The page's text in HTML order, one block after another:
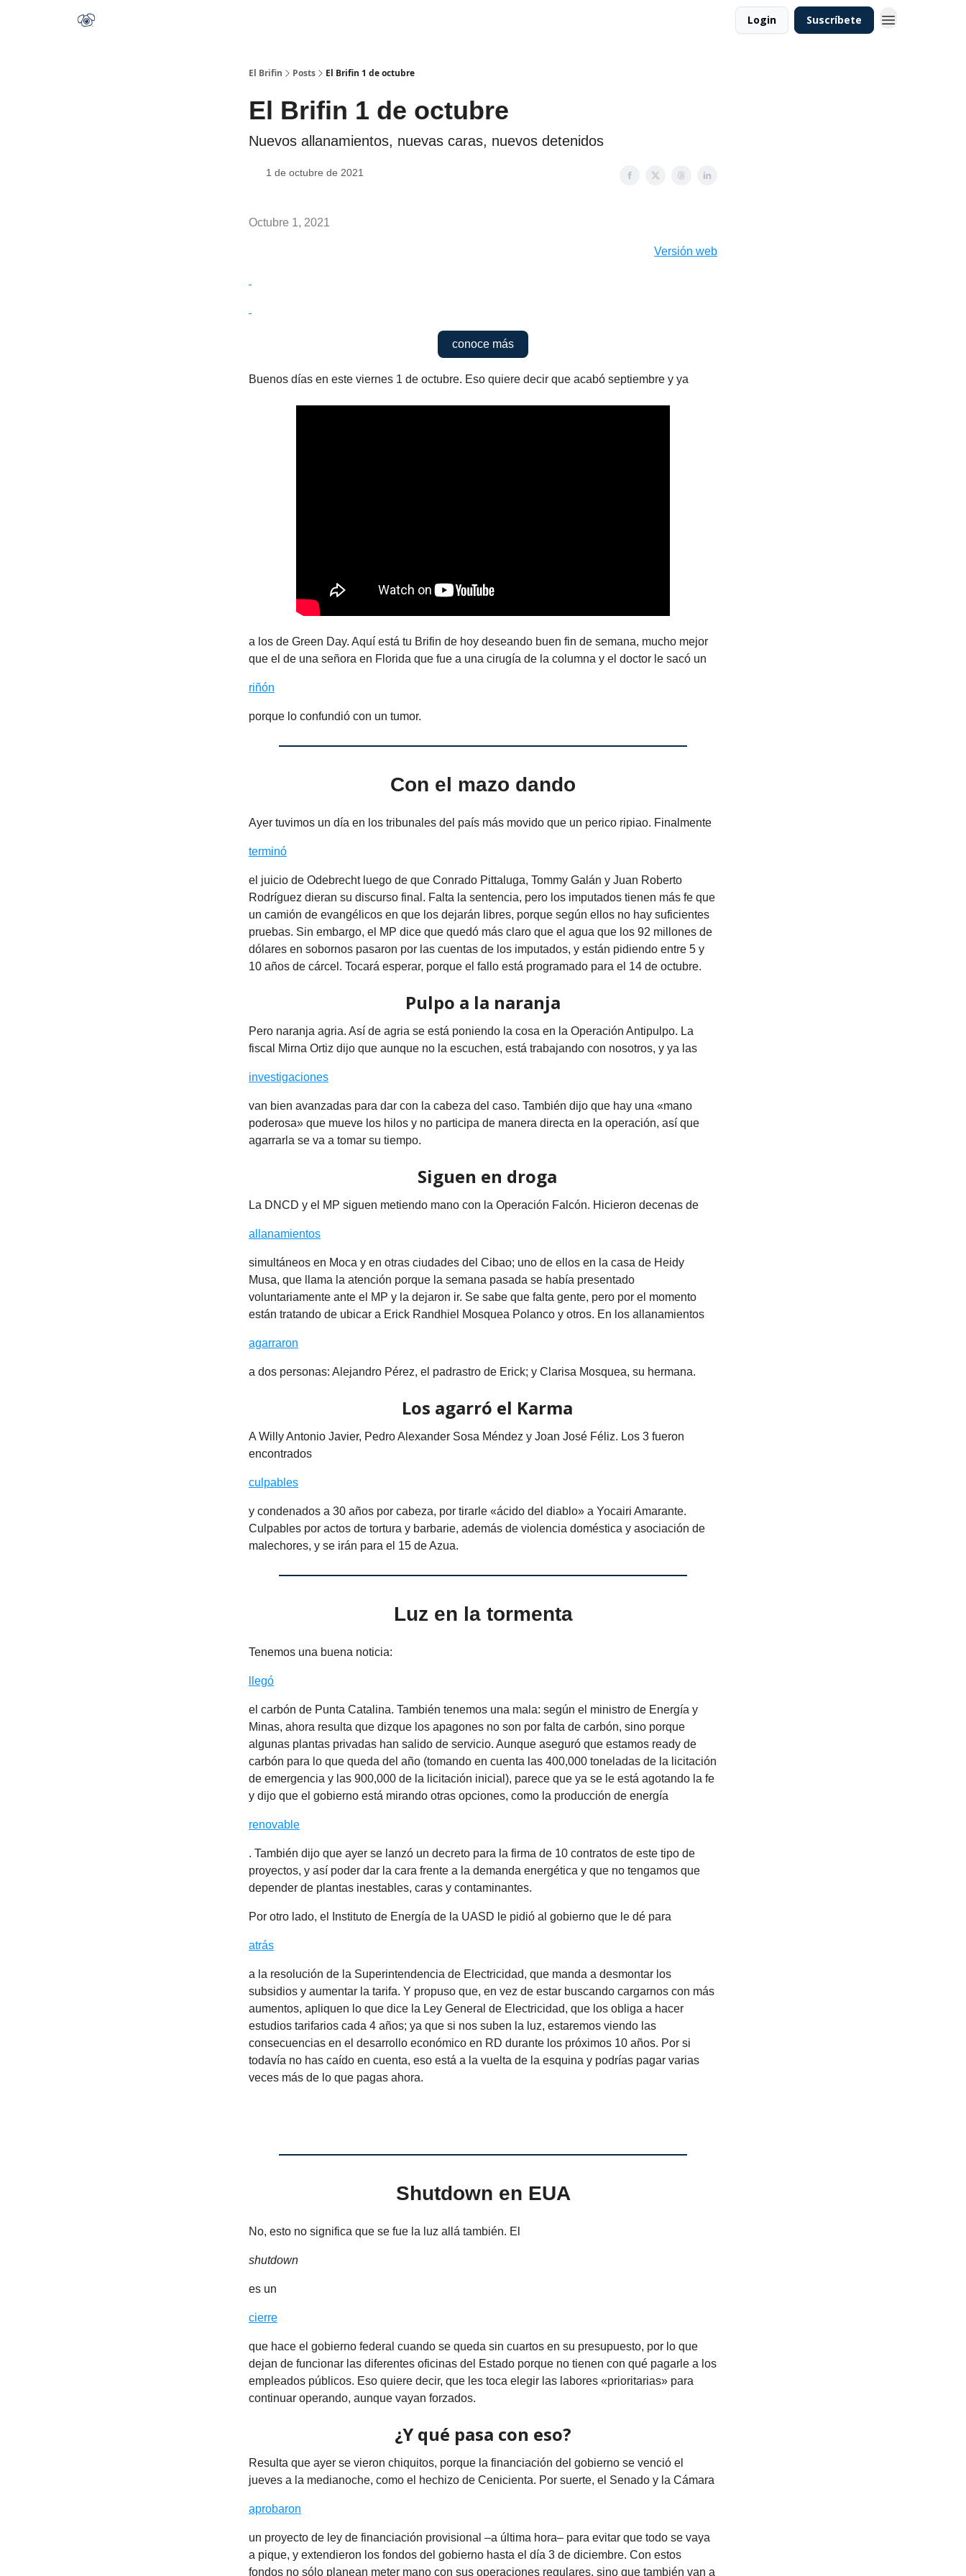
Login Suscríbete
El Brifin Posts El Brifin 1 de octubre
El Brifin 1 de octubre
Nuevos allanamientos, nuevas caras, nuevos detenidos
1 de octubre de 2021
Octubre 1, 2021
Versión web
conoce más
Buenos días en este viernes 1 de octubre. Eso quiere decir que acabó septiembre y ya
a los de Green Day. Aquí está tu Brifin de hoy deseando buen fin de semana, mucho mejor
que el de una señora en Florida que fue a una cirugía de la columna y el doctor le sacó un
riñón
porque lo confundió con un tumor.
Con el mazo dando
Ayer tuvimos un día en los tribunales del país más movido que un perico ripiao. Finalmente
terminó
el juicio de Odebrecht luego de que Conrado Pittaluga, Tommy Galán y Juan Roberto
Rodríguez dieran su discurso final. Falta la sentencia, pero los imputados tienen más fe que
un camión de evangélicos en que los dejarán libres, porque según ellos no hay suficientes
pruebas. Sin embargo, el MP dice que quedó más claro que el agua que los 92 millones de
dólares en sobornos pasaron por las cuentas de los imputados, y están pidiendo entre 5 y
10 años de cárcel. Tocará esperar, porque el fallo está programado para el 14 de octubre.
Pulpo a la naranja
Pero naranja agria. Así de agria se está poniendo la cosa en la Operación Antipulpo. La
fiscal Mirna Ortiz dijo que aunque no la escuchen, está trabajando con nosotros, y ya las
investigaciones
van bien avanzadas para dar con la cabeza del caso. También dijo que hay una «mano
poderosa» que mueve los hilos y no participa de manera directa en la operación, así que
agarrarla se va a tomar su tiempo.
Siguen en droga
La DNCD y el MP siguen metiendo mano con la Operación Falcón. Hicieron decenas de
allanamientos
simultáneos en Moca y en otras ciudades del Cibao; uno de ellos en la casa de Heidy
Musa, que llama la atención porque la semana pasada se había presentado
voluntariamente ante el MP y la dejaron ir. Se sabe que falta gente, pero por el momento
están tratando de ubicar a Erick Randhiel Mosquea Polanco y otros. En los allanamientos
agarraron
a dos personas: Alejandro Pérez, el padrastro de Erick; y Clarisa Mosquea, su hermana.
Los agarró el Karma
A Willy Antonio Javier, Pedro Alexander Sosa Méndez y Joan José Féliz. Los 3 fueron
encontrados
culpables
y condenados a 30 años por cabeza, por tirarle «ácido del diablo» a Yocairi Amarante.
Culpables por actos de tortura y barbarie, además de violencia doméstica y asociación de
malechores, y se irán para el 15 de Azua.
Luz en la tormenta
Tenemos una buena noticia:
llegó
el carbón de Punta Catalina. También tenemos una mala: según el ministro de Energía y
Minas, ahora resulta que dizque los apagones no son por falta de carbón, sino porque
algunas plantas privadas han salido de servicio. Aunque aseguró que estamos ready de
carbón para lo que queda del año (tomando en cuenta las 400,000 toneladas de la licitación
de emergencia y las 900,000 de la licitación inicial), parece que ya se le está agotando la fe
y dijo que el gobierno está mirando otras opciones, como la producción de energía
renovable
. También dijo que ayer se lanzó un decreto para la firma de 10 contratos de este tipo de
proyectos, y así poder dar la cara frente a la demanda energética y que no tengamos que
depender de plantas inestables, caras y contaminantes.
Por otro lado, el Instituto de Energía de la UASD le pidió al gobierno que le dé para
atrás
a la resolución de la Superintendencia de Electricidad, que manda a desmontar los
subsidios y aumentar la tarifa. Y propuso que, en vez de estar buscando cargarnos con más
aumentos, apliquen lo que dice la Ley General de Electricidad, que los obliga a hacer
estudios tarifarios cada 4 años; ya que si nos suben la luz, estaremos viendo las
consecuencias en el desarrollo económico en RD durante los próximos 10 años. Por si
todavía no has caído en cuenta, eso está a la vuelta de la esquina y podrías pagar varias
veces más de lo que pagas ahora.
Shutdown en EUA
No, esto no significa que se fue la luz allá también. El
shutdown
es un
cierre
que hace el gobierno federal cuando se queda sin cuartos en su presupuesto, por lo que
dejan de funcionar las diferentes oficinas del Estado porque no tienen con qué pagarle a los
empleados públicos. Eso quiere decir, que les toca elegir las labores «prioritarias» para
continuar operando, aunque vayan forzados.
¿Y qué pasa con eso?
Resulta que ayer se vieron chiquitos, porque la financiación del gobierno se venció el
jueves a la medianoche, como el hechizo de Cenicienta. Por suerte, el Senado y la Cámara
aprobaron
un proyecto de ley de financiación provisional –a última hora– para evitar que todo se vaya
a pique, y extendieron los fondos del gobierno hasta el día 3 de diciembre. Con estos
fondos no sólo planean meter mano con sus operaciones regulares, sino que también van a